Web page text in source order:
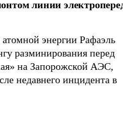
линии
энергии Рафаэль
разминирования перед
на Запорожской АЭС,
недавнего инцидента в